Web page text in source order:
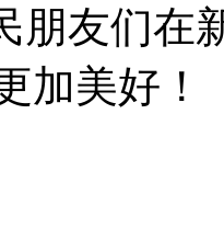
朋友们在
加美好！